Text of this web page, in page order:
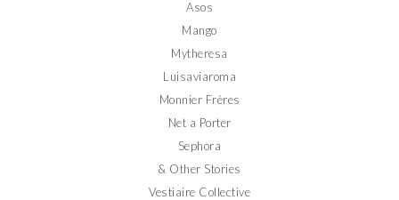
Asos
Mango
Mytheresa
Luisaviaroma
Monnier Frères
Net a Porter
Sephora
& Other Stories
Vestiaire Collective